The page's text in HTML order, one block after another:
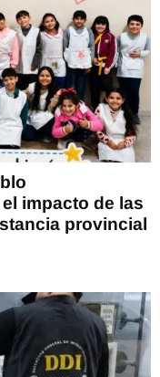
impacto de las
provincial